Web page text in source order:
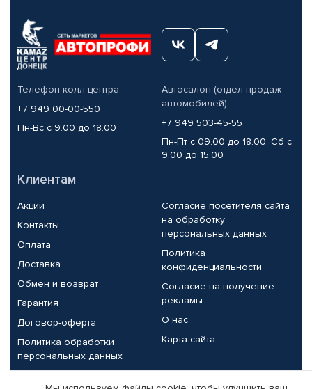
Телефон колл-центра
+7 949 00-00-550
Пн-Вс с 9.00 до 18.00
Автосалон (отдел продаж
автомобилей)
+7 949 503-45-55
Пн-Пт с 09.00 до 18.00, Сб с
9.00 до 15.00
Клиентам
Акции
Контакты
Оплата
Доставка
Обмен и возврат
Гарантия
Договор-оферта
Политика обработки
персональных данных
Согласие посетителя сайта
на обработку
персональных данных
Политика
конфиденциальности
Согласие на получение
рекламы
О нас
Карта сайта